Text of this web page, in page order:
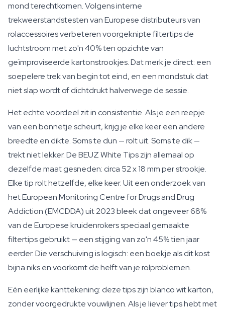
mond terechtkomen. Volgens interne
trekweerstandstesten van Europese distributeurs van
rolaccessoires verbeteren voorgeknipte filtertips de
luchtstroom met zo'n 40% ten opzichte van
geïmproviseerde kartonstrookjes. Dat merk je direct: een
soepelere trek van begin tot eind, en een mondstuk dat
niet slap wordt of dichtdrukt halverwege de sessie.
Het echte voordeel zit in consistentie. Als je een reepje
van een bonnetje scheurt, krijg je elke keer een andere
breedte en dikte. Soms te dun — rolt uit. Soms te dik —
trekt niet lekker. De BEUZ White Tips zijn allemaal op
dezelfde maat gesneden: circa 52 x 18 mm per strookje.
Elke tip rolt hetzelfde, elke keer. Uit een onderzoek van
het European Monitoring Centre for Drugs and Drug
Addiction (EMCDDA) uit 2023 bleek dat ongeveer 68%
van de Europese kruidenrokers speciaal gemaakte
filtertips gebruikt — een stijging van zo'n 45% tien jaar
eerder. Die verschuiving is logisch: een boekje als dit kost
bijna niks en voorkomt de helft van je rolproblemen.
Eén eerlijke kanttekening: deze tips zijn blanco wit karton,
zonder voorgedrukte vouwlijnen. Als je liever tips hebt met